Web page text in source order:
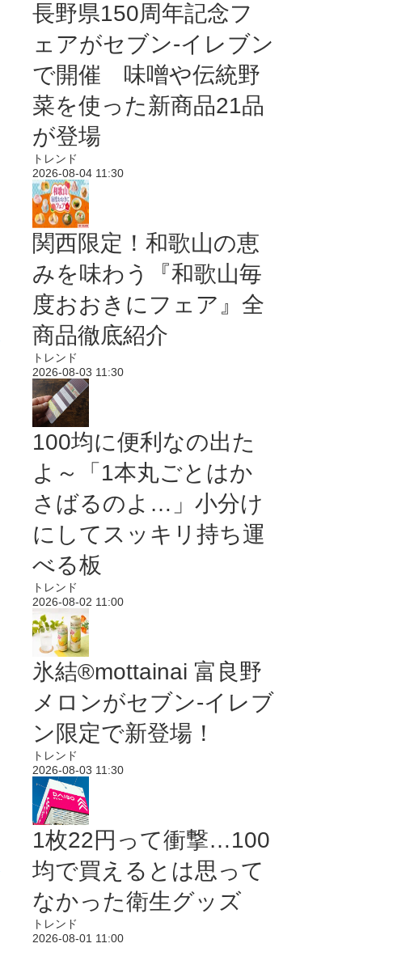
長野県150周年記念フ
ェアがセブン-イレブン
で開催 味噌や伝統野
菜を使った新商品21品
が登場
トレンド
2026-08-04 11:30
関西限定！和歌山の恵
みを味わう『和歌山毎
度おおきにフェア』全
商品徹底紹介
トレンド
2026-08-03 11:30
100均に便利なの出た
よ～「1本丸ごとはか
さばるのよ…」小分け
にしてスッキリ持ち運
べる板
トレンド
2026-08-02 11:00
氷結®mottainai 富良野
メロンがセブン‐イレブ
ン限定で新登場！
トレンド
2026-08-03 11:30
1枚22円って衝撃…100
均で買えるとは思って
なかった衛生グッズ
トレンド
2026-08-01 11:00